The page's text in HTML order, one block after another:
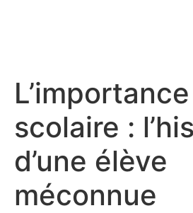
scolaire :
d’une élève
méconnue